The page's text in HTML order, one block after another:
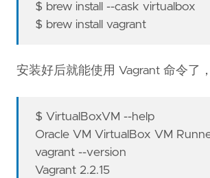
$ brew install --cask virtualbox
$ brew install vagrant
安装好后就能使用 Vagrant 命令了
$ VirtualBoxVM --help
Oracle VM VirtualBox VM
vagrant --version
Vagrant 2.2.15